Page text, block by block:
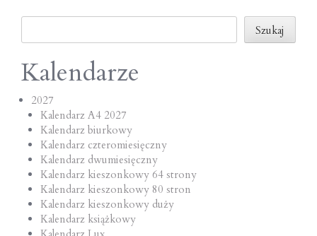
o
n
Szukaj
Szukaj
Kalendarze
2027
Kalendarz A4 2027
Kalendarz biurkowy
Kalendarz czteromiesięczny
Kalendarz dwumiesięczny
Kalendarz kieszonkowy 64 strony
Kalendarz kieszonkowy 80 stron
Kalendarz kieszonkowy duży
Kalendarz książkowy